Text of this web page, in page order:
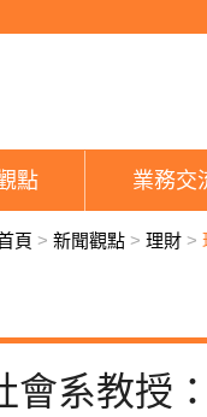
點 業務交
頁 > 新聞觀點 > 理財 >
會系教授